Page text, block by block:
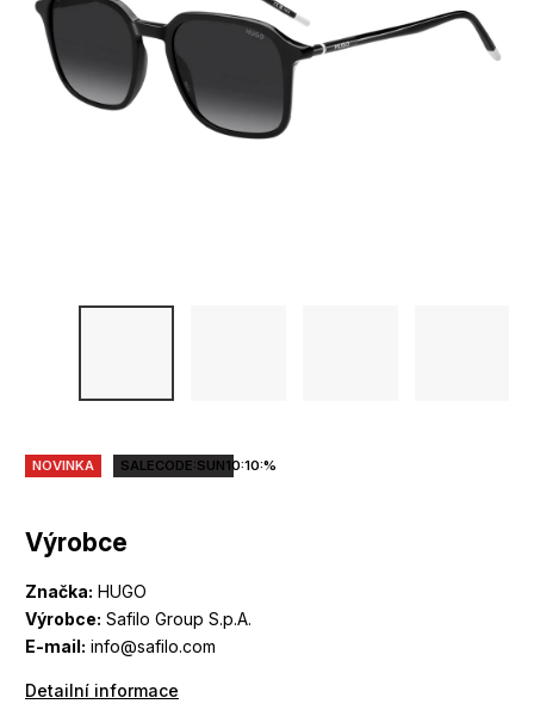
Výrobce
Značka: HUGO
Výrobce: Safilo Group S.p.A.
E-mail: info@safilo.com
Detailní informace
NOVINKA SALECODE:SUN10:10:%